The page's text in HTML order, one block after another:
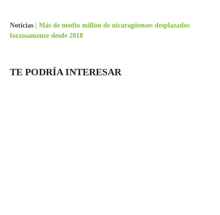
Noticias
Más de medio millón de nicaragüenses desplazados
forzosamente desde 2018
TE PODRÍA INTERESAR